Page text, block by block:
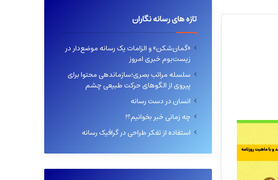
تازه های رسانه نگاران
«گمان‌شکن» و الزامات یک رسانه موضع‌دار در
زیست‌بوم خبری امروز
سلسله مراتب بصری؛سازماندهی محتوا برای
پیروی از الگوهای حرکت طبیعی چشم
انسان در دست رسانه
چه زمانی خبر بخوانیم؟!
استفاده از تفکر طراحی در گرافیک رسانه